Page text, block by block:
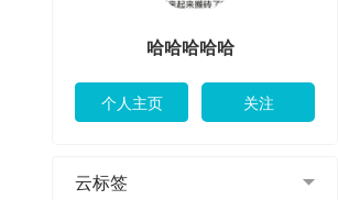
哈哈哈哈哈
云标签